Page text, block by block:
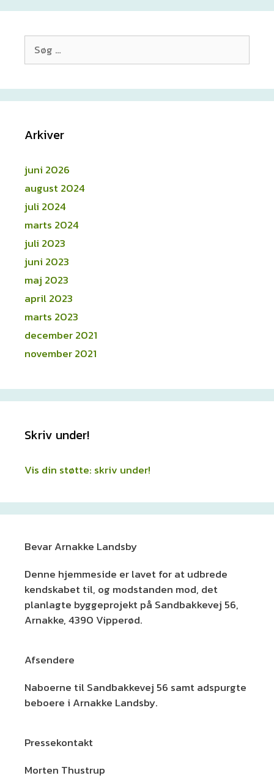
efter:
Arkiver
juni 2026
august 2024
juli 2024
marts 2024
juli 2023
juni 2023
maj 2023
april 2023
marts 2023
december 2021
november 2021
Skriv under!
Vis din støtte: skriv under!
Bevar Arnakke Landsby
Denne hjemmeside er lavet for at udbrede
kendskabet til, og modstanden mod, det
planlagte byggeprojekt på Sandbakkevej 56,
Arnakke, 4390 Vipperød.
Afsendere
Naboerne til Sandbakkevej 56 samt adspurgte
beboere i Arnakke Landsby.
Pressekontakt
Morten Thustrup